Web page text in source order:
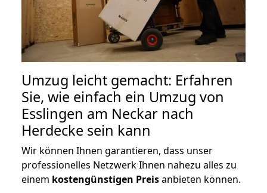
Umzug leicht gemacht: Erfahren
Sie, wie einfach ein Umzug von
Esslingen am Neckar nach
Herdecke sein kann
Wir können Ihnen garantieren, dass unser
professionelles Netzwerk Ihnen nahezu alles zu
einem kostengünstigen Preisanbieten können.